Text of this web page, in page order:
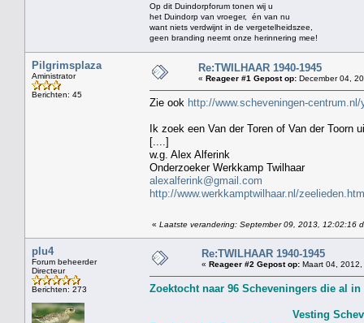
Op dit Duindorpforum tonen wij u
het Duindorp van vroeger, én van nu
want niets verdwijnt in de vergetelheidszee,
geen branding neemt onze herinnering mee!
Pilgrimsplaza
Aministrator
Berichten: 45
Re:TWILHAAR 1940-1945
« Reageer #1 Gepost op: December 04,
Zie ook http://www.scheveningen-
Ik zoek een Van der Toren of Van der Toorn
[....]
w.g. Alex Alferink
Onderzoeker Werkkamp Twilhaar
alexalferink@gmail.com
http://www.werkkamptwilhaar.nl/
« Laatste verandering: September 09, 2013, 12:02:16
plu4
Forum beheerder
Directeur
Berichten: 273
Re:TWILHAAR 1940-1945
« Reageer #2 Gepost op: Maart 04,
Vesting